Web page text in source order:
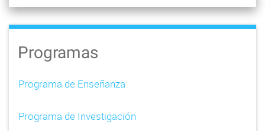
Programas
Programa de Enseñanza
Programa de Investigación